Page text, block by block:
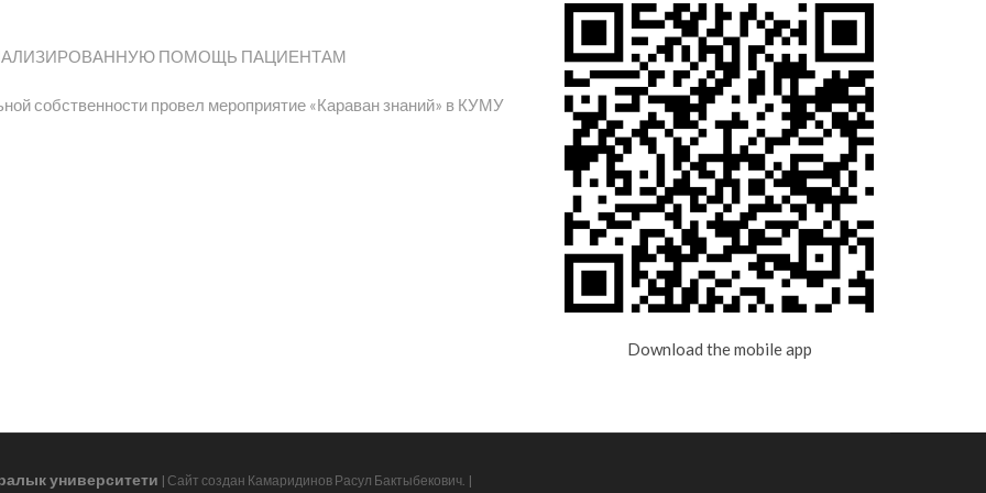
ПОМОЩЬ ПАЦИЕНТАМ
собственности провел мероприятие «Караван знаний» в КУМУ
Download the mobile app
университети | Сайт создан Камаридинов Расул Бактыбекович. |